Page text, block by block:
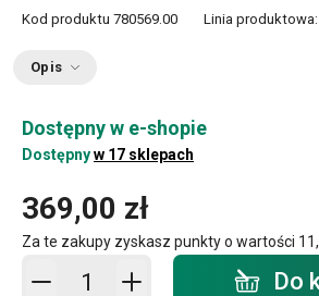
Kod produktu 780569.00 Linia produktowa:
Opis
Dostępny w e-shopie
Dostępnyw 17 sklepach
369,00 zł
Za te zakupy zyskasz punkty o wartości
Dodaj do koszyka - ilość Do